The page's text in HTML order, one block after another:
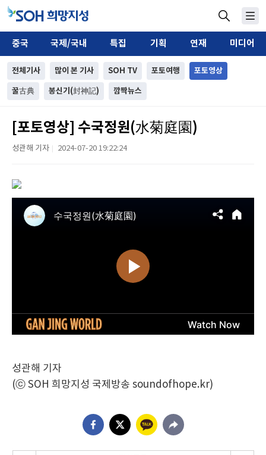
중국 국제/국내 특집 기획 연재 미디어
전체기사 많이 본 기사 SOH TV 포토여행 포토영상
꿀古典 봉신기(封神記) 깜짝뉴스
[포토영상] 수국정원(水菊庭園)
성관해 기자 2024-07-20 19:22:24
성관해 기자
(ⓒ SOH 희망지성 국제방송 soundofhope.kr)